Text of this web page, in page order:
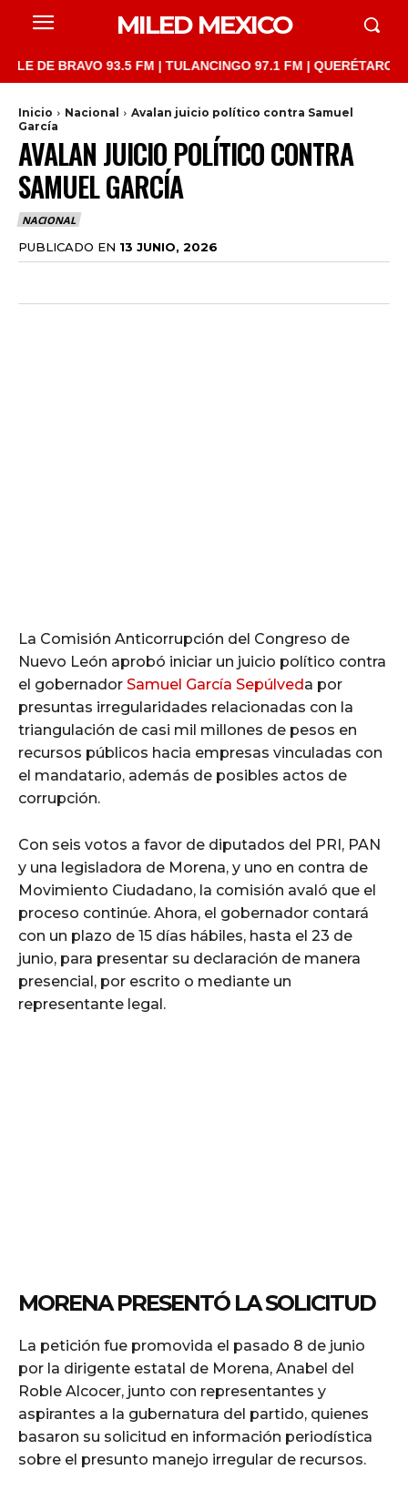
MILED MEXICO
BRAVO 93.5 FM | TULANCINGO 97.1 FM | QUERÉTARO
Inicio Nacional
Avalan juicio político contra Samuel
García
AVALAN JUICIO POLÍTICO CONTRA
SAMUEL GARCÍA
NACIONAL
PUBLICADO EN 13 JUNIO, 2026
La Comisión Anticorrupción del Congreso de
Nuevo León aprobó iniciar un juicio político contra
el gobernador Samuel García Sepúlveda por
presuntas irregularidades relacionadas con la
triangulación de casi mil millones de pesos en
recursos públicos hacia empresas vinculadas con
el mandatario, además de posibles actos de
corrupción.
Con seis votos a favor de diputados del PRI, PAN
y una legisladora de Morena, y uno en contra de
Movimiento Ciudadano, la comisión avaló que el
proceso continúe. Ahora, el gobernador contará
con un plazo de 15 días hábiles, hasta el 23 de
junio, para presentar su declaración de manera
presencial, por escrito o mediante un
representante legal.
MORENA PRESENTÓ LA SOLICITUD
La petición fue promovida el pasado 8 de junio
por la dirigente estatal de Morena, Anabel del
Roble Alcocer, junto con representantes y
aspirantes a la gubernatura del partido, quienes
basaron su solicitud en información periodística
sobre el presunto manejo irregular de recursos.